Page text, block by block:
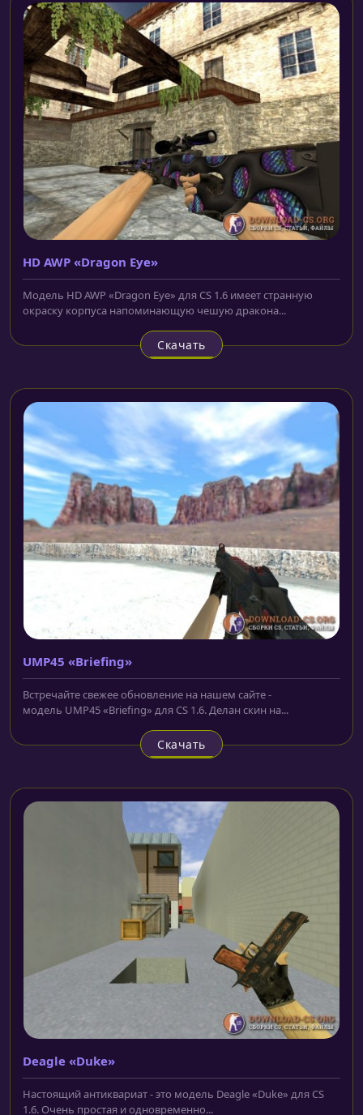
HD AWP «Dragon Eye»
Модель HD AWP «Dragon Eye» для CS 1.6 имеет странную
окраску корпуса напоминающую чешую дракона...
Скачать
UMP45 «Briefing»
Встречайте свежее обновление на нашем сайте -
модель UMP45 «Briefing» для CS 1.6. Делан скин на...
Скачать
Deagle «Duke»
Настоящий антиквариат - это модель Deagle «Duke» для CS
1.6. Очень простая и одновременно...